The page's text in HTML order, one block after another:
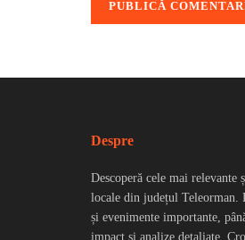
Despre
Descoperă cele mai relevante
locale din județul Teleorman.
și evenimente importante,
impact și analize detaliate,